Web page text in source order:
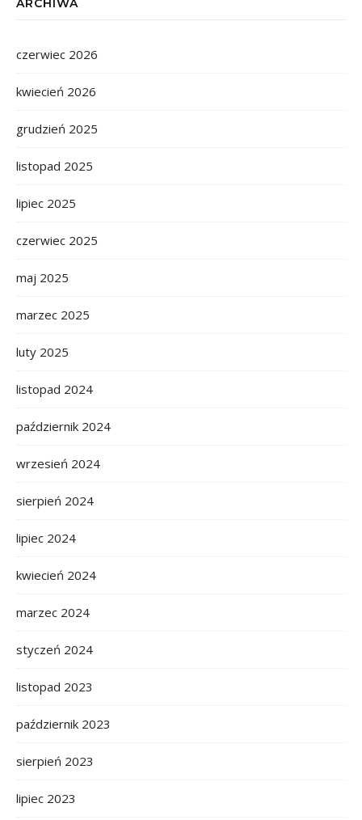
ARCHIWA
czerwiec 2026
kwiecień 2026
grudzień 2025
listopad 2025
lipiec 2025
czerwiec 2025
maj 2025
marzec 2025
luty 2025
listopad 2024
październik 2024
wrzesień 2024
sierpień 2024
lipiec 2024
kwiecień 2024
marzec 2024
styczeń 2024
listopad 2023
październik 2023
sierpień 2023
lipiec 2023